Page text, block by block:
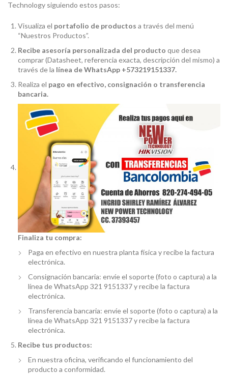
Technology siguiendo estos pasos:
Visualiza el portafolio de productos a través del menú
“Nuestros Productos”.
Recibe asesoría personalizada del producto que desea
comprar (Datasheet, referencia exacta, descripción del mismo) a
través de la línea de WhatsApp +573219151337.
Realiza el pago en efectivo, consignación o transferencia
bancaria.
Finaliza tu compra:
Paga en efectivo en nuestra planta física y recibe la factura
electrónica.
Consignación bancaria: envíe el soporte (foto o captura) a la
línea de WhatsApp 321 9151337 y recibe la factura
electrónica.
Transferencia bancaria: envíe el soporte (foto o captura) a la
línea de WhatsApp 321 9151337 y recibe la factura
electrónica.
Recibe tus productos:
En nuestra oficina, verificando el funcionamiento del
producto a conformidad.